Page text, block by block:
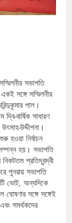
সভাপতি
সঙ্গে সম্মিলনীর
পাল।
বার্ষিক সাধারণ
উদ্দীপনা।
হওয়া নির্বাচন
হয়। সভাপতি
প্রতিদ্বন্দ্বী
পুনরায় সভাপতি
ভোট, অন্যদিকে
সঙ্গে সঙ্গেই
সমর্থকদের